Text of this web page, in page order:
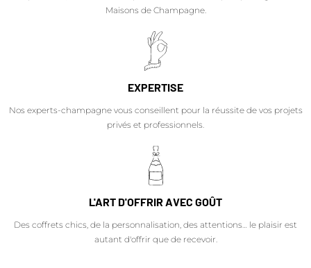
Maisons de Champagne.
EXPERTISE
Nos experts-champagne vous conseillent pour la réussite de vos projets
privés et professionnels.
L'ART D'OFFRIR AVEC GOÛT
Des coffrets chics, de la personnalisation, des attentions… le plaisir est
autant d'offrir que de recevoir.